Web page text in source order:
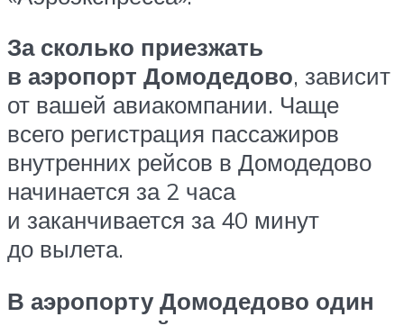
За сколько приезжать
в аэропорт Домодедово, зависит
от вашей авиакомпании. Чаще
всего регистрация пассажиров
внутренних рейсов в Домодедово
начинается за 2 часа
и заканчивается за 40 минут
до вылета.
В аэропорту Домодедово один